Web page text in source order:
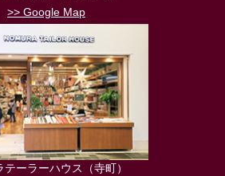
>> Google Map
テーラーハウス（寺町）